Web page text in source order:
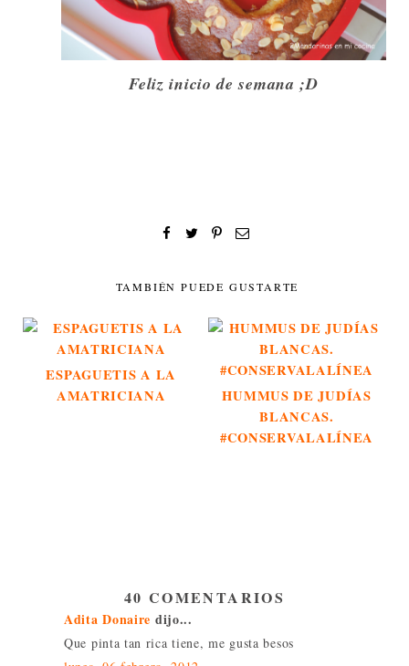
Feliz inicio de semana ;D
TAMBIÉN PUEDE GUSTARTE
ESPAGUETIS A LA
AMATRICIANA
HUMMUS DE JUDÍAS
BLANCAS.
#CONSERVALALÍNEA
40 COMENTARIOS
Adita Donaire dijo...
Que pinta tan rica tiene, me gusta besos